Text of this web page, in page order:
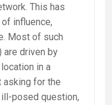
This has
influence,
Most of such
are driven by
in a
asking for the
posed question,